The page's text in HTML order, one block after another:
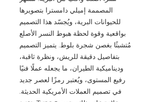
المصممة إميلي دامسترا بتصويرها
للحيوانات البرية، ويُجسّد هذا التصميم
بواقعية وقوة لحظة هبوط النسر الأصلع
مُتشبثًا بغصن شجرة بلوط. يتميز التصميم
بتفاصيل دقيقة للريش، ونظرة ثاقبة،
وديناميكية الطيران، ما يجعله عملًا فنيًا
رفيع المستوى، ويُعتبر رمزًا لعصر جديد
في تصميم العملات الأمريكية الحديثة.